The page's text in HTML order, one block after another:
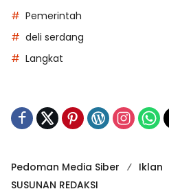
Pemerintah
deli serdang
Langkat
Pedoman Media Siber Iklan
SUSUNAN REDAKSI